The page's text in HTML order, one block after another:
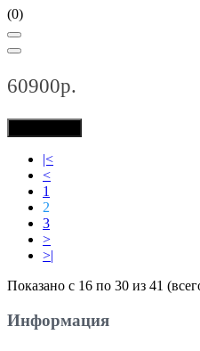
(0)
60900р.
|<
<
1
2
3
>
>|
Показано с 16 по 30 из 41
Информация